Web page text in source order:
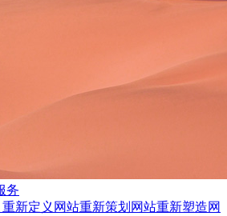
务
新定义网站重新策划网站重新塑造网